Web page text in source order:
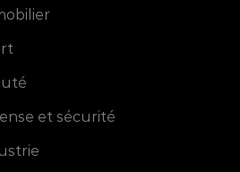
et sécurité